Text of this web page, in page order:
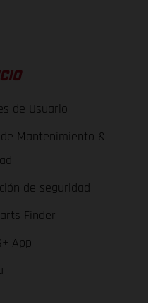
de Usuario
Mantenimiento &
de seguridad
Finder
App